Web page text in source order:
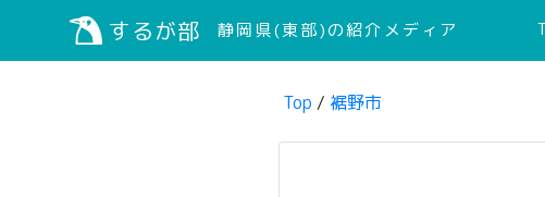
するが部 静岡県(東部)の紹介メディア
Top / 裾野市